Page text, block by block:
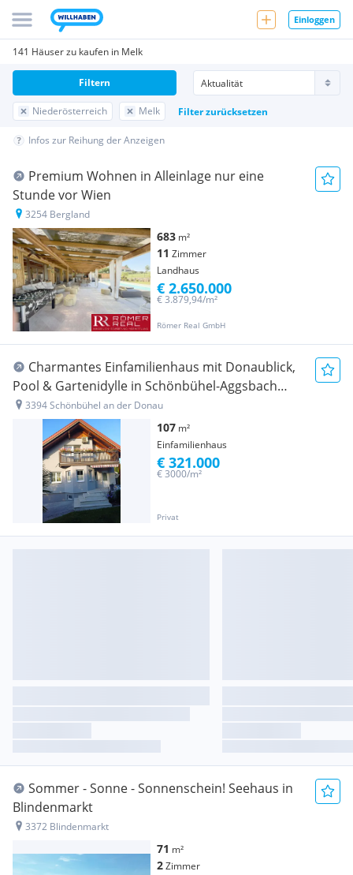
Einloggen
141 Häuser zu kaufen in Melk
Niederösterreich Melk Filter zurücksetzen
Filtern
Infos zur Reihung der Anzeigen
Premium Wohnen in Alleinlage nur eine
Stunde vor Wien
3254 Bergland
683 m²
11 Zimmer
Landhaus
Römer Real GmbH
€ 3.879,94/m²
€ 2.650.000
Charmantes Einfamilienhaus mit Donaublick,
Pool & Gartenidylle in Schönbühel-Aggsbach
(Wachau)
3394 Schönbühel an der Donau
107 m²
Einfamilienhaus
Privat
€ 3000/m²
€ 321.000
Sommer - Sonne - Sonnenschein! Seehaus in
Blindenmarkt
3372 Blindenmarkt
71 m²
2Zimmer